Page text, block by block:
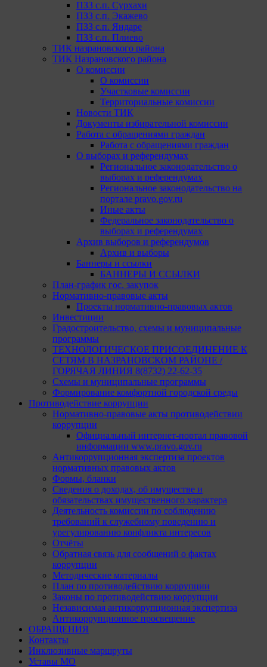
ПЗЗ с.п. Сурхахи
ПЗЗ с.п. Экажево
ПЗЗ с.п. Яндаре
ПЗЗ с.п. Плиево
ТИК назрановского района
ТИК Назрановского района
О комиссии
О комиссии
Участковые комиссии
Территориальные комиссии
Новости ТИК
Документы избирательной комиссии
Работа с обращениями граждан
Работа с обращениями граждан
О выборах и референдумах
Региональное законодательство о
выборах и референдумах
Региональное законодательство на
портале pravo.gov.ru
Иные акты
Федеральное законодательство о
выборах и референдумах
Архив выборов и референдумов
Архив и выборы
Баннеры и ссылки
БАННЕРЫ И ССЫЛКИ
План-график гос. закупок
Нормативно-правовые акты
Проекты нормативно-правовых актов
Инвестиции
Градостроительство, схемы и муниципальные
программы
ТЕХНОЛОГИЧЕСКОЕ ПРИСОЕДИНЕНИЕ К
СЕТЯМ В НАЗРАНОВСКОМ РАЙОНЕ /
ГОРЯЧАЯ ЛИНИЯ 8(8732) 22-62-35
Схемы и муниципальные программы
Формирование комфортной городской среды
Противодействие коррупции
Нормативно-правовые акты противодействии
коррупции
Официальный интернет-портал правовой
информации www.pravo.gov.ru
Антикоррупционная экспертиза проектов
нормативных правовых актов
Формы, бланки
Сведения о доходах, об имуществе и
обязательствах имущественного характера
Деятельность комиссии по соблюдению
требований к служебному поведению и
урегулированию конфликта интересов
Отчёты
Обратная связь для сообщений о фактах
коррупции
Методические материалы
План по противодействию коррупции
Законы по противодействию коррупции
Независимая антикоррупционная экспертиза
Антикоррупционное просвещение
ОБРАЩЕНИЯ
Контакты
Инклюзивные маршруты
Уставы МО